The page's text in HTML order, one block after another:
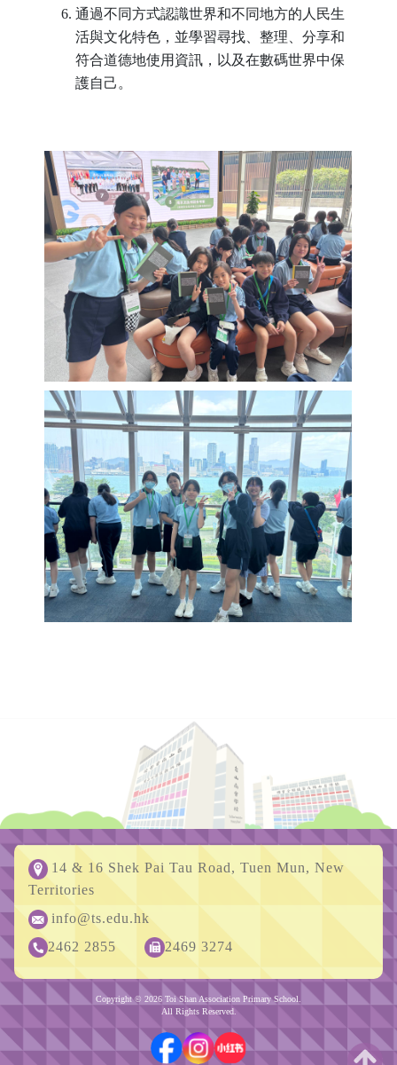
通過不同方式認識世界和不同地方的人民生
活與文化特色，並學習尋找、整理、分享和
符合道德地使用資訊，以及在數碼世界中保
護自己。
14 & 16 Shek Pai Tau Road, Tuen Mun, New
Territories
info@ts.edu.hk
2462 2855
2469 3274
Copyright © 2026 Toi Shan Association Primary School.
All Rights Reserved.